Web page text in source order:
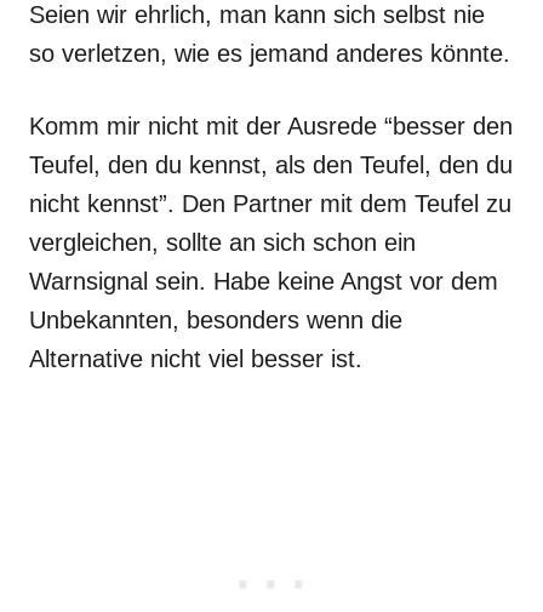
Seien wir ehrlich, man kann sich selbst nie
so verletzen, wie es jemand anderes könnte.
Komm mir nicht mit der Ausrede “besser den
Teufel, den du kennst, als den Teufel, den du
nicht kennst”. Den Partner mit dem Teufel zu
vergleichen, sollte an sich schon ein
Warnsignal sein. Habe keine Angst vor dem
Unbekannten, besonders wenn die
Alternative nicht viel besser ist.